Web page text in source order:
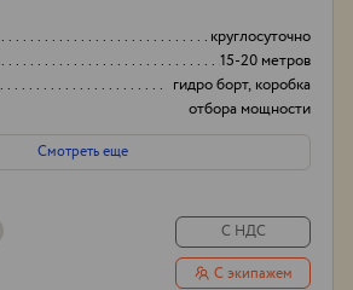
круглосуточно
15-20 метров
гидро борт, коробка
отбора мощности
(ком)
Смотреть еще
С НДС
С экипажем